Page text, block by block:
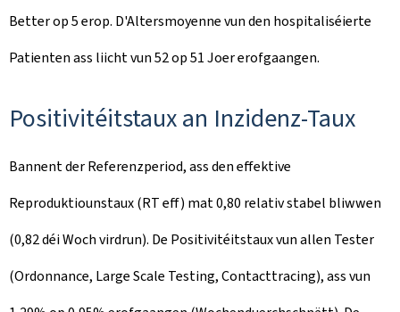
Better op 5 erop. D'Altersmoyenne vun den hospitaliséierte
Patienten ass liicht vun 52 op 51 Joer erofgaangen.
Positivitéitstaux an Inzidenz-Taux
Bannent der Referenzperiod, ass den effektive
Reproduktiounstaux (RT eff) mat 0,80 relativ stabel bliwwen
(0,82 déi Woch virdrun). De Positivitéitstaux vun allen Tester
(Ordonnance, Large Scale Testing, Contacttracing), ass vun